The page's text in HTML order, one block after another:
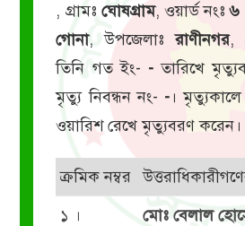
, গ্রামঃ ঘোষগ্রাম, ওয়ার্ড নংঃ৬
গোনা, উপজেলাঃরাণীনগর,
তিনি গত ইং- -তারিখে
মৃত্যু নিবন্ধন নং- - । মৃত্যুকালে
ওয়ারিশ রেখে মৃত্যুবরণ করেন।
ক্রমিক নম্বর
১ ।
মোঃ বেলাল